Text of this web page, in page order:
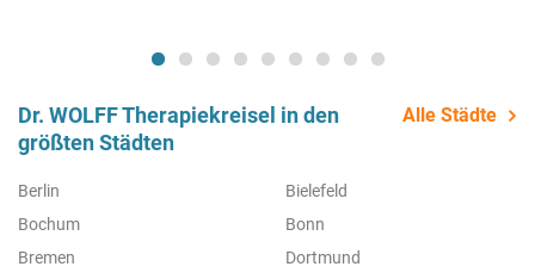
Dr. WOLFF Therapiekreisel in den
größten Städten
Alle Städte
Berlin
Bielefeld
Bochum
Bonn
Bremen
Dortmund